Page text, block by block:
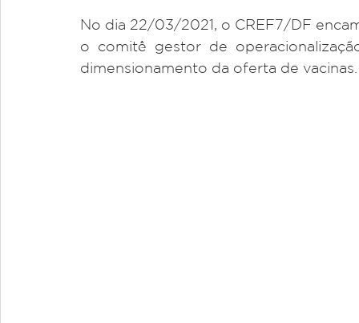
No dia 22/03/2021, o CREF7/DF
o comitê gestor de
dimensionamento da oferta de vacinas.